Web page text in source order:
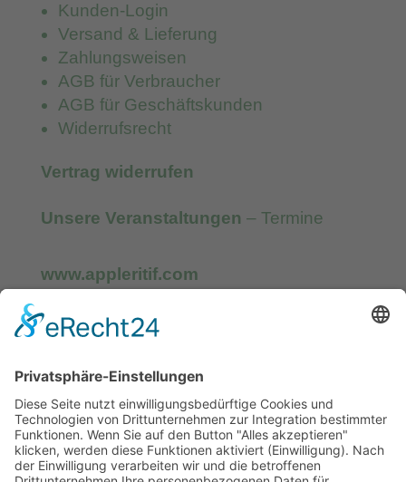
Kunden-Login
Versand & Lieferung
Zahlungsweisen
AGB für Verbraucher
AGB für Geschäftskunden
Widerrufsrecht
Vertrag widerrufen
Unsere Veranstaltungen – Termine
www.appleritif.com